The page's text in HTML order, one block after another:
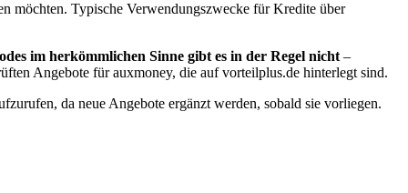
möchten. Typische Verwendungszwecke für Kredite über
im herkömmlichen Sinne gibt es in der Regel nicht –
Angebote für auxmoney, die auf vorteilplus.de hinterlegt sind.
da neue Angebote ergänzt werden, sobald sie vorliegen.